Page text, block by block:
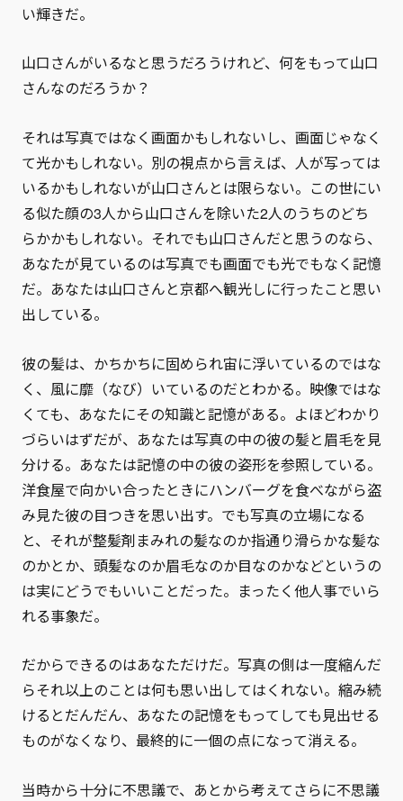
い輝きだ。
山口さんがいるなと思うだろうけれど、何をもって山口
さんなのだろうか？
それは写真ではなく画面かもしれないし、画面じゃなく
て光かもしれない。別の視点から言えば、人が写っては
いるかもしれないが山口さんとは限らない。この世にい
る似た顔の3人から山口さんを除いた2人のうちのどち
らかかもしれない。それでも山口さんだと思うのなら、
あなたが見ているのは写真でも画面でも光でもなく記憶
だ。あなたは山口さんと京都へ観光しに行ったこと思い
出している。
彼の髪は、かちかちに固められ宙に浮いているのではな
く、風に靡（なび）いているのだとわかる。映像ではな
くても、あなたにその知識と記憶がある。よほどわかり
づらいはずだが、あなたは写真の中の彼の髪と眉毛を見
分ける。あなたは記憶の中の彼の姿形を参照している。
洋食屋で向かい合ったときにハンバーグを食べながら盗
み見た彼の目つきを思い出す。でも写真の立場になる
と、それが整髪剤まみれの髪なのか指通り滑らかな髪な
のかとか、頭髪なのか眉毛なのか目なのかなどというの
は実にどうでもいいことだった。まったく他人事でいら
れる事象だ。
だからできるのはあなただけだ。写真の側は一度縮んだ
らそれ以上のことは何も思い出してはくれない。縮み続
けるとだんだん、あなたの記憶をもってしても見出せる
ものがなくなり、最終的に一個の点になって消える。
当時から十分に不思議で、あとから考えてさらに不思議